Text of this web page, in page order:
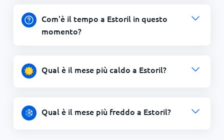
Com'è il tempo a Estoril in questo
momento?
Qual è il mese più caldo a Estoril?
Qual è il mese più freddo a Estoril?